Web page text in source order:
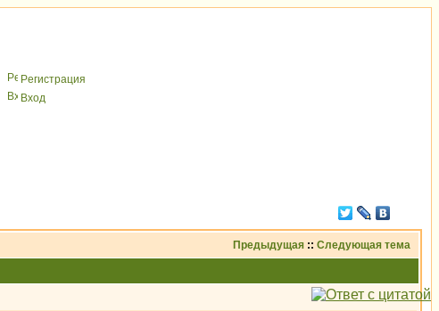
Peгиcтрaция
Вхoд
Предыдущая :: Следующая тема